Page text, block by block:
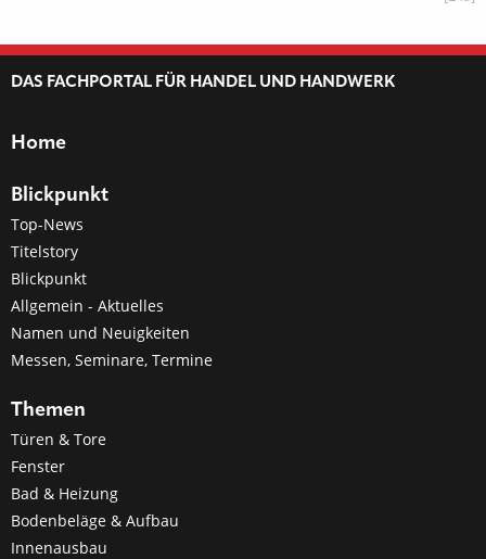
DAS FACHPORTAL FÜR HANDEL UND HANDWERK
Home
Blickpunkt
Top-News
Titelstory
Blickpunkt
Allgemein - Aktuelles
Namen und Neuigkeiten
Messen, Seminare, Termine
Themen
Türen & Tore
Fenster
Bad & Heizung
Bodenbeläge & Aufbau
Innenausbau